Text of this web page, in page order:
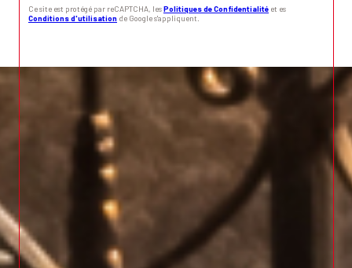
Ce site est protégé par reCAPTCHA, lesPolitiques de Confidentialité et es
Conditions d'utilisation de Google s'appliquent.